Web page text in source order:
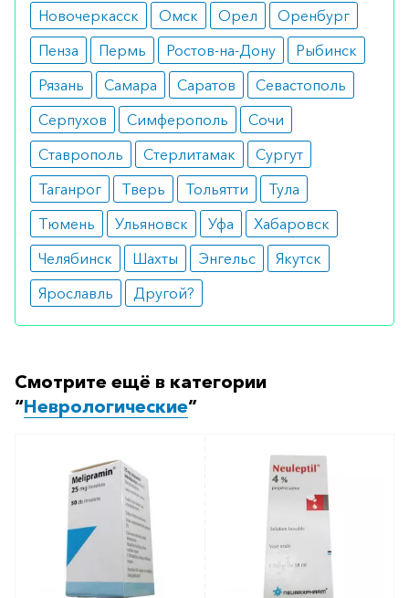
следует наносить на чистую, сухую,
неповрежденную и здоровую кожу вокруг
живота, бедра, бедра, боковой части тела, плеча
или плеча. Следует избегать повторного
наклеивания ТТС на одно и то же место в
течение 14 дней.
Как оформить заказ?
Вы можете заказать препарат с доставкой в
аптеку-партнёра в вашем городе. Для этого Вы
можете оформить бронирование на сайте или
заказать по телефону8 800 301 52 86
Новочеркасск
Омск Орел
Оренбург
Пенза
Пермь Ростов-на-Дону
Рыбинск
Рязань
Самара Саратов
Севастополь
Серпухов
Симферополь
Сочи
Ставрополь
Стерлитамак
Сургут
Таганрог
Тверь Тольятти
Тула
Тюмень
Ульяновск Уфа
Хабаровск
Челябинск
Шахты Энгельс
Якутск
Ярославль
Другой?
Смотрите ещё в категории
“Неврологические”